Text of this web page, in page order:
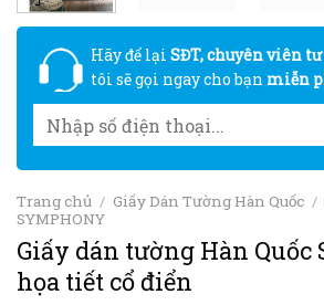
Hãy để lại SĐT, chuyên viên
tôi sẽ gọi ngay cho bạn miễn
Trang chủ / Giấy Dán Tường Hàn Quốc /
SYMPHONY
Giấy dán tường Hàn
họa tiết cổ điển